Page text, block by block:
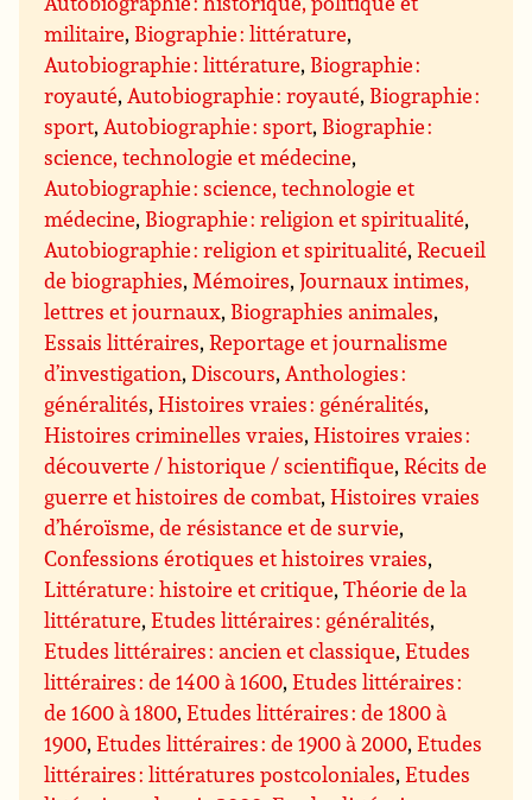
militaire, Biographie : littérature,
Autobiographie : littérature, Biographie :
royauté,Autobiographie : royauté, Biographie :
sport,Autobiographie : sport, Biographie :
science, technologie et médecine,
Autobiographie : science, technologie et
médecine, Biographie : religion et spiritualité,
Autobiographie : religion et spiritualité,Recueil
de biographies,Mémoires,Journaux intimes,
lettres et journaux, Biographies animales,
Essais littéraires,Reportage et journalisme
d’investigation,Discours,Anthologies :
généralités,Histoires vraies : généralités,
Histoires criminelles vraies,Histoires vraies :
découverte / historique / scientifique,Récits de
guerre et histoires de combat,Histoires vraies
d’héroïsme, de résistance et de survie,
Confessions érotiques et histoires vraies,
Littérature : histoire et critique,Théorie de la
littérature,Etudes littéraires : généralités,
Etudes littéraires : ancien et classique,Etudes
littéraires : de 1400 à 1600,Etudes littéraires :
de 1600 à 1800,Etudes littéraires : de 1800 à
1900,Etudes littéraires : de 1900 à 2000,Etudes
littéraires : littératures postcoloniales,Etudes